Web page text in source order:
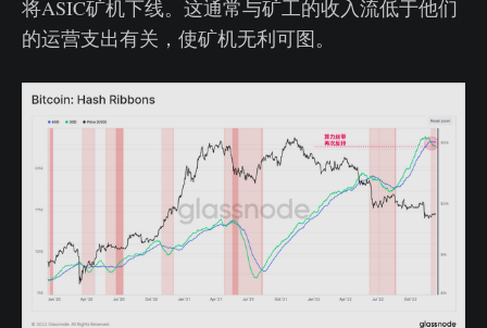
将ASIC矿机下线。这通常与矿工的收入流低于他们
的运营支出有关，使矿机无利可图。